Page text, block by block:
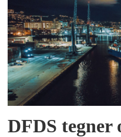
DFDS tegner